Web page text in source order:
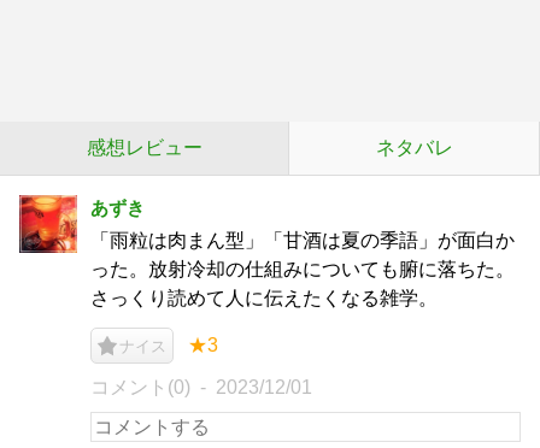
感想レビュー ネタバレ
あずき
「雨粒は肉まん型」「甘酒は夏の季語」が面白か
った。放射冷却の仕組みについても腑に落ちた。
さっくり読めて人に伝えたくなる雑学。
ナイス ★3
コメント(0) 2023/12/01